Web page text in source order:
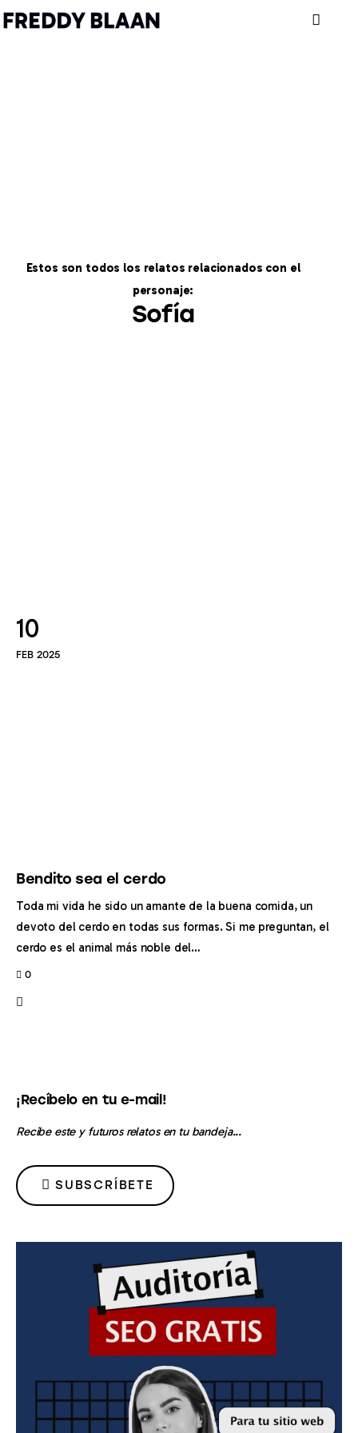
Estos son todos los relatos relacionados con el
personaje:
Sofía
Contacto
10
FEB 2025
Bendito sea el cerdo
Toda mi vida he sido un amante de la buena comida, un
devoto del cerdo en todas sus formas. Si me preguntan, el
cerdo es el animal más noble del…
0
¡Recíbelo en tu e-mail!
Recibe este y futuros relatos en tu bandeja...
SUBSCRÍBETE